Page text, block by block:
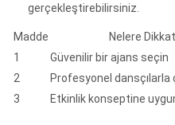
gerçekleştirebilirsiniz.
Madde
Nelere
1
Güvenilir bir ajans seçin
2
Profesyonel dansçılarla
3
Etkinlik konseptine